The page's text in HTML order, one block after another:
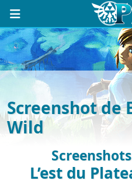
Screenshot de
Wild
Screenshots
L’est du